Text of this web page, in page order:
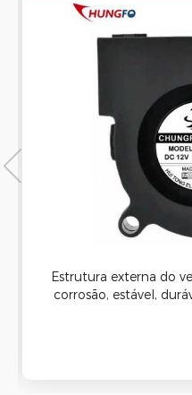
RESFRIAMENTO
Estrutura externa do
corrosão, estável,